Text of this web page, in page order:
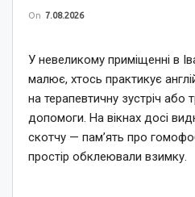
On 7.08.2026
У невеликому приміщенні в
малює, хтось практикує
на терапевтичну зустріч або
допомоги. На вікнах досі
скотчу — пам’ять про
простір обклеювали взимку.